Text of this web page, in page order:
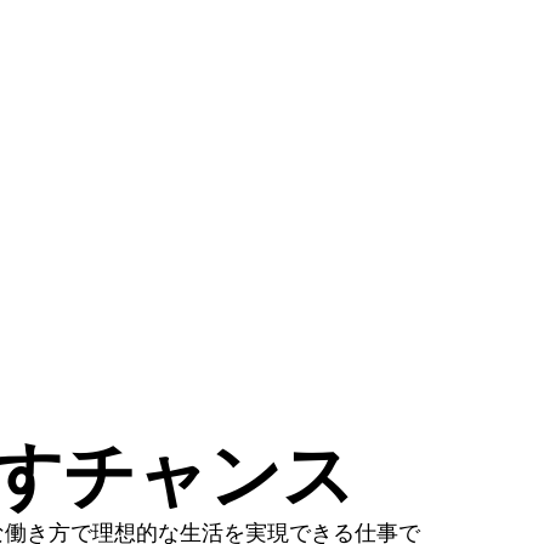
チャンス
き方で理想的な生活を実現できる仕事で